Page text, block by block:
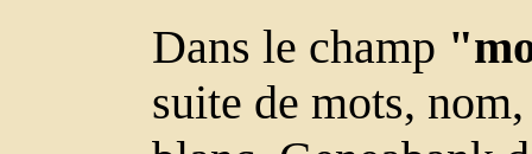
Dans le champ
suite de mots,